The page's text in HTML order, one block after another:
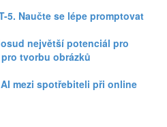
5. Naučte se lépe promptovat
největší potenciál pro
tvorbu obrázků
mezi spotřebiteli při online